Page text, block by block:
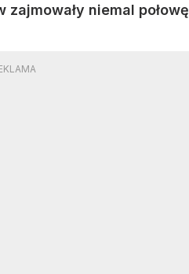
zajmowały niemal połowę